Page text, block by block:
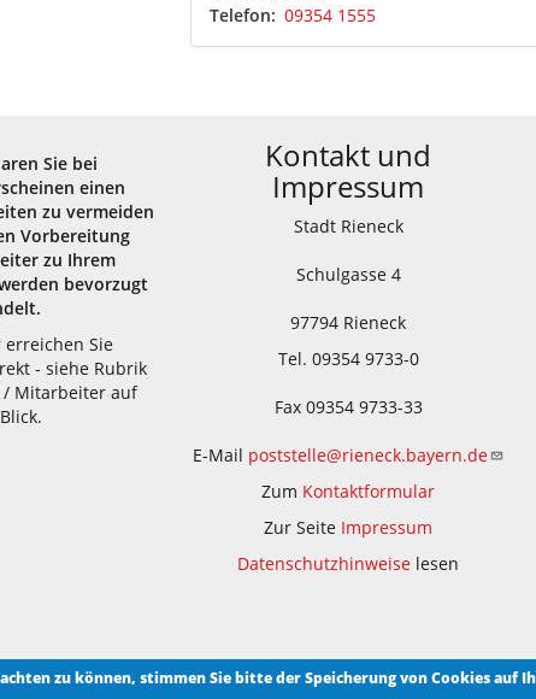
Telefon
09354 1555
Sie bei
einen
zu vermeiden
Vorbereitung
zu Ihrem
bevorzugt
Sie
- siehe Rubrik
/ Mitarbeiter auf
Kontakt und
Impressum
Stadt Rieneck
Schulgasse 4
97794 Rieneck
Tel. 09354 9733-0
Fax 09354 9733-33
E-Mail poststelle@rieneck.bayern.de
Zum Kontaktformular
Zur Seite Impressum
Datenschutzhinweise lesen
zu können, stimmen Sie bitte der Speicherung von Cookies auf